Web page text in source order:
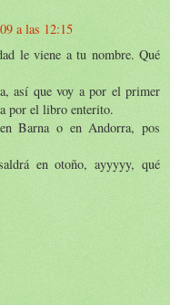
a las 12:15
le viene a tu nombre. Qué
así que voy a por el primer
por el libro enterito.
Barna o en Andorra, pos
en otoño, ayyyyy, qué